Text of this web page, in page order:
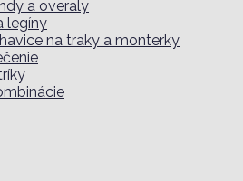
a overaly
legíny
na traky a monterky